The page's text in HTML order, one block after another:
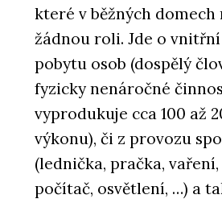
které v běžných
žádnou roli. Jde o
pobytu osob (dospělý
fyzicky nenáročné
vyprodukuje cca 100 až
výkonu), či z provozu
(lednička, pračka,
počítač, osvětlení, …) a